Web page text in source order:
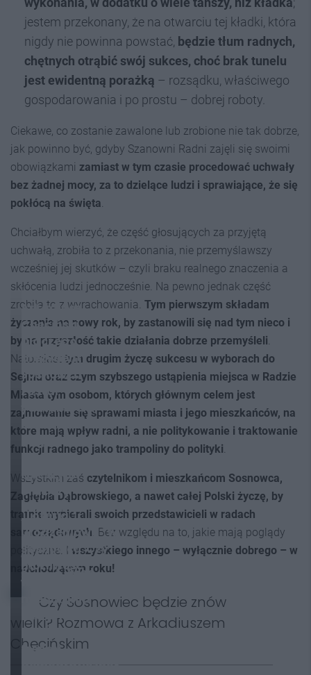
jestem przekonany, że na otwarciu tej kładki, która
nigdy nie powinna powstać, będzie tłum radnych,
chętnych otrąbić swój sukces, choć brak tunelu
jest ewidentną porażką – rozsądku, właściwego
gospodarowania i po prostu – dobrej roboty.
Ciekawe, co zostanie zawalone lub zrobione nie tak dobrze,
jak powinno być, gdyby Szanowni Radni zajęli się swoimi
obowiązkami zamiast w tym czasie procedować uchwały
bez żadnej mocy, za to dzielące ludzi i sprawiające, że się
pokłócą na święta.
Chciałbym wierzyć, że część głosujących za przyjętą
uchwałą, zrobiła to z przekonania, nie przemyślawszy
wcześniej jej skutków – czyli braku realnego znaczenia a
skłócenia ludzi jednocześnie. Na pewno jednak część
zrobiła to z wyrachowania. Tym pierwszym składam
życzenia na nowy rok, by zastanowili się nad tym nieco i
by na przyszłość takie działania dobrze przemyśleli.
Natomiast tym drugim życzę sukcesu w wyborach do
Sejmu oraz czym szybszego ustąpienia miejsca w Radzie
Miasta tym osobom, których głównym celem jest
zajmowanie się sprawami miasta i jego mieszkańców, na
które mają wpływ radni, a nie politykowanie i traktowanie
funkcji radnego jako trampoliny do polityki.
Wszystkim zaś czytelnikom i mieszkańcom Sosnowca,
Zagłębia Dąbrowskiego, a nawet całej Polski życzę, by
trafnie wybierali swoich przedstawicieli w radach
samorządowych . Bez względu na to, jakie mają poglądy
polityczne. I wszystkiego innego – wyłącznie dobrego – w
nadchodzącym roku!
Arkadiusz
Chęciński.
Dlaczego
prezydent
Sosnowca
został
youtuberem,
co zrobić z
Zagłębiem,
rowerzystami
i pieszymi
oraz czy
uczynimy
Sosnowiec
znów
wielkim?
ŚlązaQ #100
Czy Sosnowiec będzie znów
wielki? Rozmowa z Arkadiuszem
Chęcińskim
„Loteria
urodzeniowa” w
Sosnowcu. Czy
możliwość
wygrania
mieszkania
zatrzyma
negatywne
trendy
demograficzne?